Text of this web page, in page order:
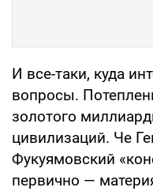
И все-таки, куда
вопросы.
золотого
цивилизаций. Че
Фукуямовский
первично —